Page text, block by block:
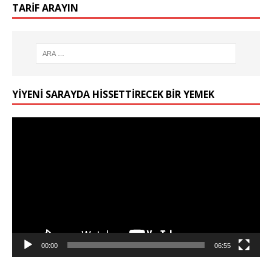
TARIF ARAYIN
YIYENI SARAYDA HISSETTIRECEK BIR YEMEK
00:00 06:55